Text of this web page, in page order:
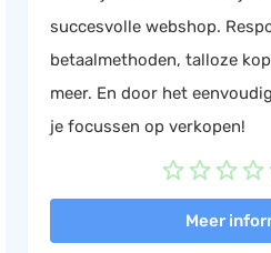
succesvolle webshop.
betaalmethoden, talloze
meer. En door het
je focussen op verkopen!
Meer